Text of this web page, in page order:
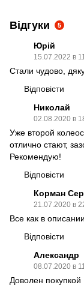
Відгуки 5
Юрій
15.07.2022 в
Стали чудово,
Відповісти
Николай
02.08.2020 в
Уже второй
отлично стают,
Рекомендую!
Відповісти
Корман
21.07.2020 в
Все как в
Відповісти
Александр
08.07.2020 в
Доволен покупкой